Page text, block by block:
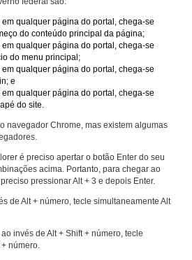
em qualquer página do portal, chega-se
do conteúdo principal da página;
em qualquer página do portal, chega-se
do menu principal;
em qualquer página do portal, chega-se
e
em qualquer página do portal, chega-se
do site.
navegador Chrome, mas existem algumas
é preciso apertar o botão Enter do seu
acima. Portanto, para chegar ao
pressionar Alt + 3 e depois Enter.
de Alt + número, tecle simultaneamente Alt
invés de Alt + Shift + número, tecle
número.